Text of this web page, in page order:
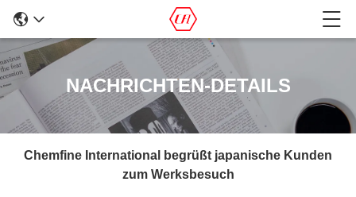
NACHRICHTEN-DETAILS
Chemfine International begrüßt japanische Kunden
zum Werksbesuch